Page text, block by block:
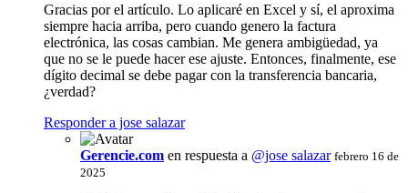
Gracias por el artículo. Lo aplicaré en Excel y sí, el aproxima
siempre hacia arriba, pero cuando genero la factura
electrónica, las cosas cambian. Me genera ambigüedad, ya
que no se le puede hacer ese ajuste. Entonces, finalmente, ese
dígito decimal se debe pagar con la transferencia bancaria,
¿verdad?
Responder a jose salazar
Gerencie.com en respuesta a @jose salazar febrero 16 de
2025